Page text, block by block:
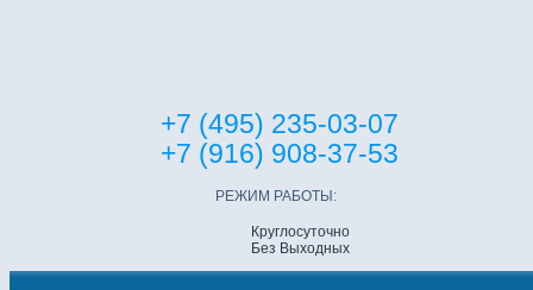
+7 (495) 235-03-07
+7 (916) 908-37-53
РЕЖИМ РАБОТЫ:
Круглосуточно
Без Выходных